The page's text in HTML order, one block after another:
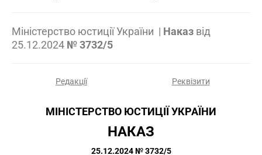
Міністерство юстиції України | Наказ від
25.12.2024 № 3732/5
Редакції Реквізити
МІНІСТЕРСТВО ЮСТИЦІЇ УКРАЇНИ
НАКАЗ
25.12.2024 № 3732/5